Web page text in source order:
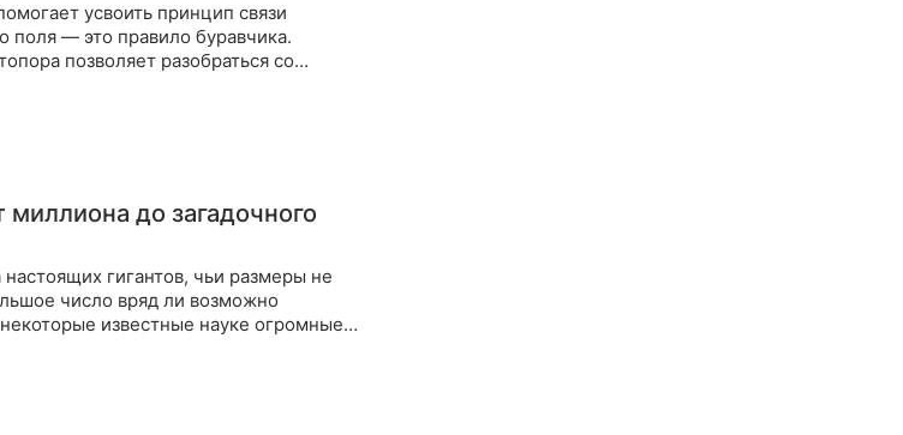
усвоить принцип связи
поля — это правило буравчика.
позволяет разобраться со
до загадочного
гигантов, чьи размеры не
число вряд ли возможно
известные науке огромные